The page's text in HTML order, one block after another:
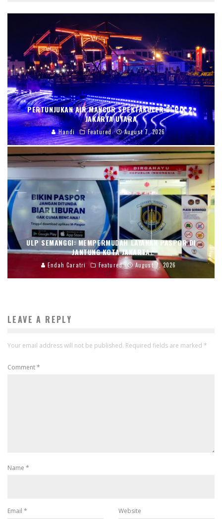
PERTUNJUKAN AIR MANCUR SPEKTAKULER DI PIK 2,
JAKARTA UTARA
Handi Featured August 7, 2026
ULP SEMANGGI: MEMPERMUDAH LAYANAN PASPOR DI
JANTUNG KOTA JAKARTA
Endah Caratri Featured August 7, 2026
LEAVE A REPLY
Your email address will not be published. Required fields are marked *
Comment*
Name *
Email * Website